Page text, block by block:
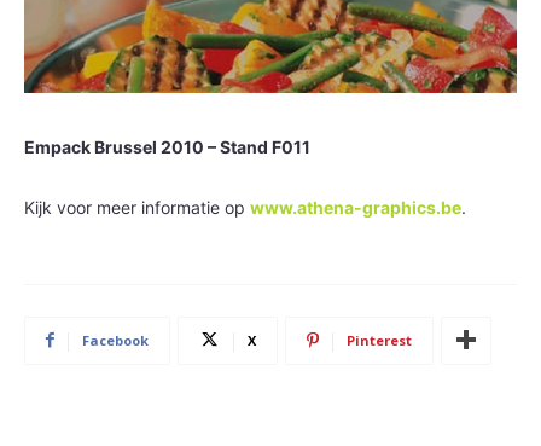
Empack Brussel 2010 – Stand F011
Kijk voor meer informatie op www.athena-graphics.be.
Facebook X Pinterest